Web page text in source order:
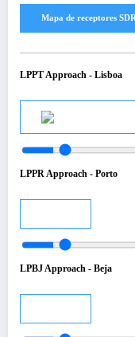
LPPT Approach - Lisboa
LPPR Approach - Porto
LPBJ Approach - Beja